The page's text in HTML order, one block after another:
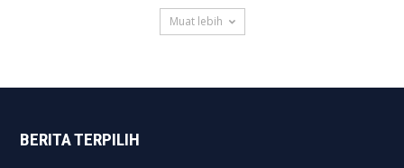
Muat lebih
BERITA TERPILIH